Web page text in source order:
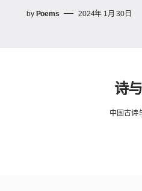
by Poems 2024年 1月 30日
诗
中国古诗